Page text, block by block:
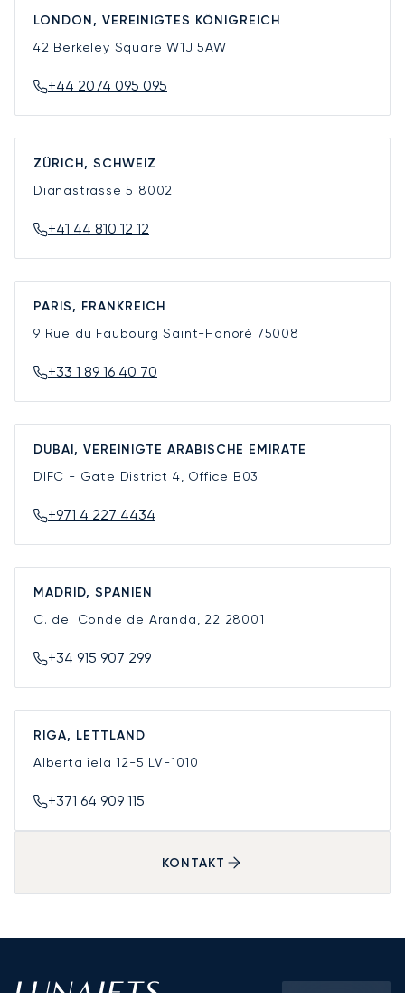
LONDON, VEREINIGTES KÖNIGREICH
42 Berkeley SquareW1J 5AW
+44 2074 095 095
ZÜRICH, SCHWEIZ
Dianastrasse 5 8002
+41 44 810 12 12
PARIS, FRANKREICH
9 Rue du Faubourg Saint-Honoré 75008
+33 1 89 16 40 70
DUBAI, VEREINIGTE ARABISCHE EMIRATE
DIFC - Gate District 4, Office B03
+971 4 227 4434
MADRID, SPANIEN
C. del Conde de Aranda, 22 28001
+34 915 907 299
RIGA, LETTLAND
Alberta iela 12-5 LV-1010
+371 64 909 115
KONTAKT